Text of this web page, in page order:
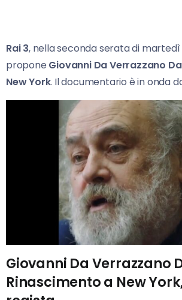
Rai 3, nella seconda serata di martedì
propone Giovanni Da Verrazzano
New York. Il documentario è in onda
Giovanni Da Verrazzano
Rinascimento a New